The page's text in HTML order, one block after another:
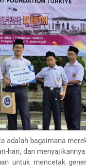
adalah bagaimana
hari, dan
untuk mencetak